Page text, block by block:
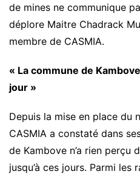
de mines ne communique
déplore Maitre Chadrack
membre de CASMIA.
« La commune de
jour »
Depuis la mise en place du
CASMIA a constaté dans
de Kambove n’a rien perçu
jusqu’à ces jours. Parmi